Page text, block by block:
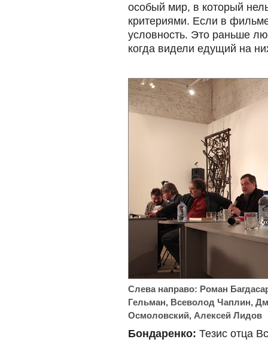
особый мир, в который
критериями. Если в
условность. Это раньше
когда видели едущий на
Слева направо: Роман
Гельман, Всеволод Чаплин,
Осмоловский, Алексей Лидов
Бондаренко: Тезис отца